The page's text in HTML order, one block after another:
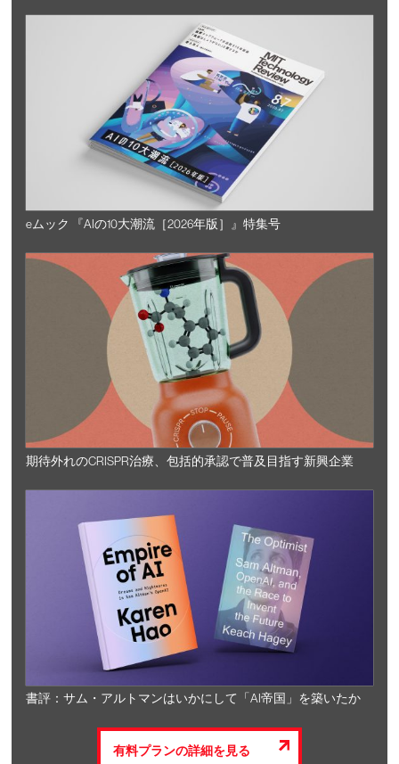
eムック 『AIの10大潮流［2026年版］』特集号
期待外れのCRISPR治療、包括的承認で普及目指す新興企業
書評：サム・アルトマンはいかにして「AI帝国」を築いたか
有料プランの詳細を見る